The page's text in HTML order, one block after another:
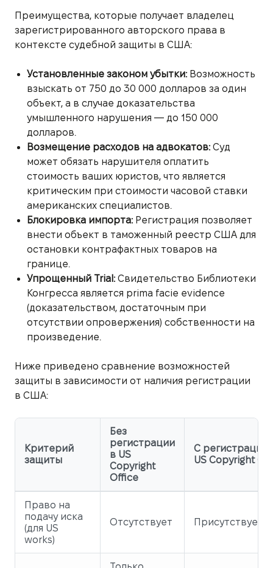
Преимущества, которые получает владелец
зарегистрированного авторского права в
контексте судебной защиты в США:
Установленные законом убытки:Возможность
взыскать от 750 до 30 000 долларов за один
объект, а в случае доказательства
умышленного нарушения — до 150 000
долларов.
Возмещение расходов на адвокатов:Суд
может обязать нарушителя оплатить
стоимость ваших юристов, что является
критическим при стоимости часовой ставки
американских специалистов.
Блокировка импорта:Регистрация позволяет
внести объект в таможенный реестр США для
остановки контрафактных товаров на
границе.
Упрощенный Trial:Свидетельство Библиотеки
Конгресса является prima facie evidence
(доказательством, достаточным при
отсутствии опровержения) собственности на
произведение.
Ниже приведено сравнение возможностей
защиты в зависимости от наличия регистрации
в США:
Критерий
защиты
Без
регистрации
в US
Copyright
Office
С
US Copyright
Право на
подачу иска
(для US
works)
Отсутствует Присутствует